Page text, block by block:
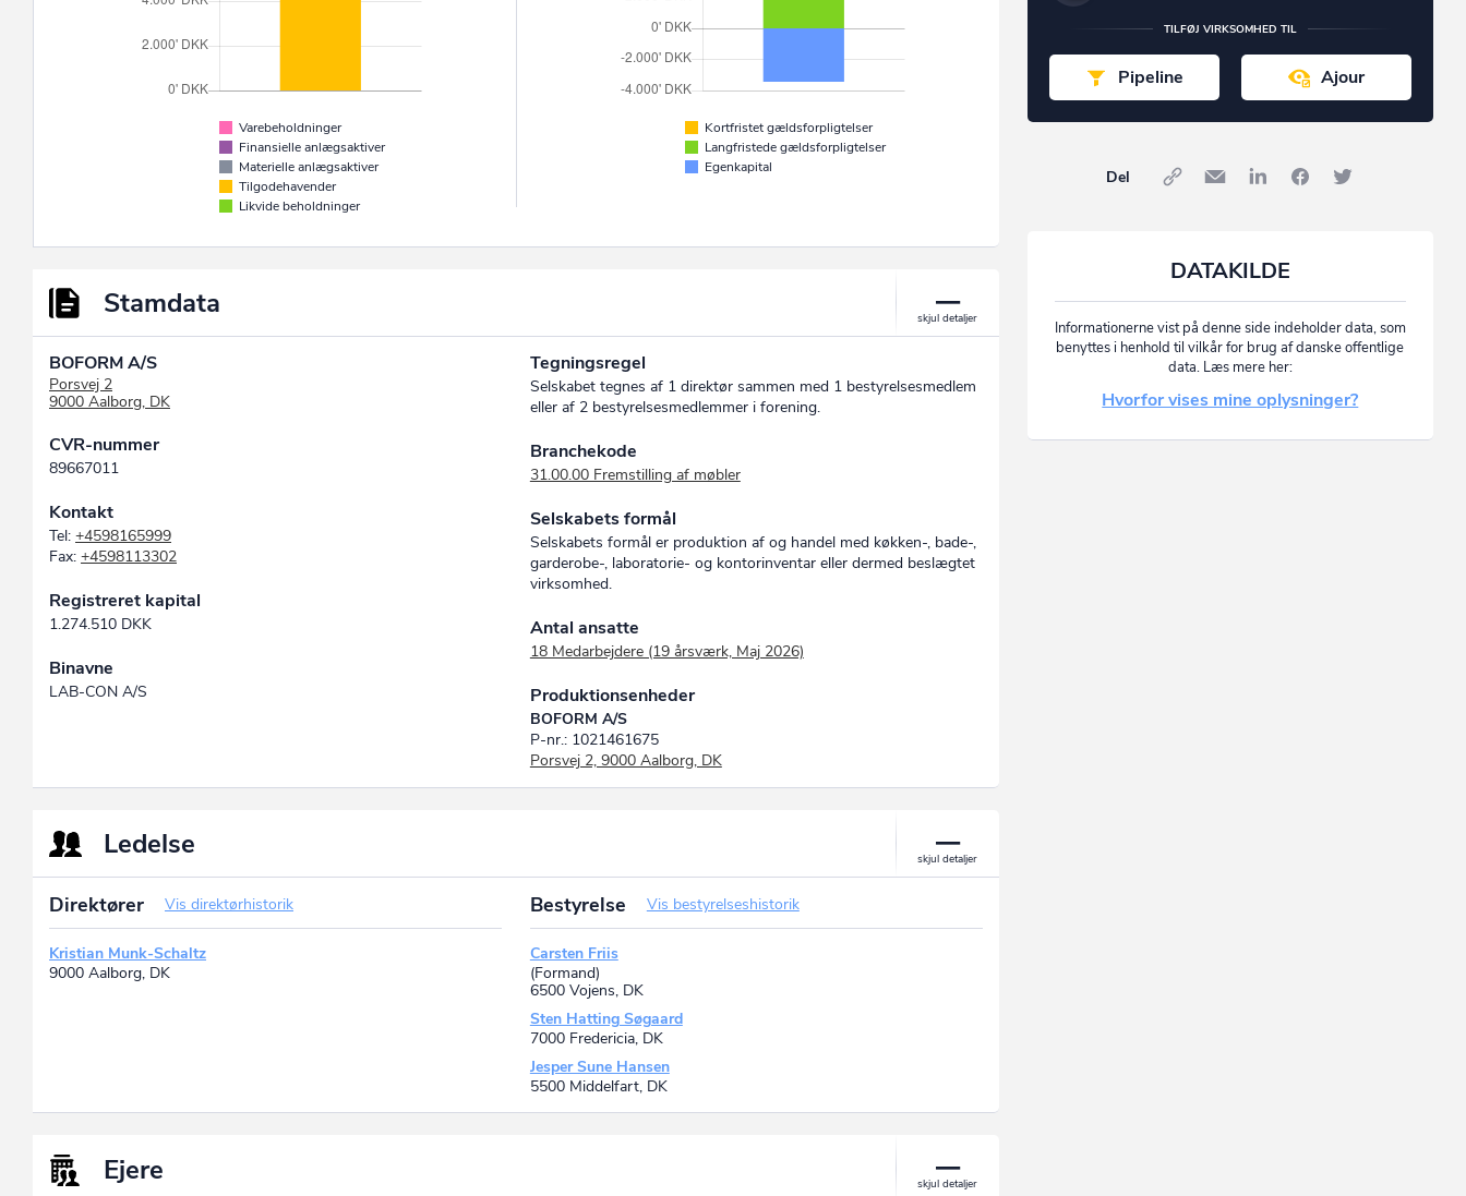
Varebeholdninger
Finansielle anlægsaktiver
Materielle anlægsaktiver
Tilgodehavender
Likvide beholdninger
Kortfristet gældsforpligtelser
Langfristede gældsforpligtelser
Egenkapital
Stamdata
BOFORM A/S
Porsvej 2
9000 Aalborg, DK
CVR-nummer
89667011
Kontakt
Tel: +4598165999
Fax: +4598113302
Registreret kapital
1.274.510 DKK
Binavne
LAB-CON A/S
Tegningsregel
Selskabet tegnes af 1 direktør sammen med 1 bestyrelsesmedlem
eller af 2 bestyrelsesmedlemmer i forening.
Branchekode
31.00.00 Fremstilling af møbler
Selskabets formål
Selskabets formål er produktion af og handel med køkken-, bade-,
garderobe-, laboratorie- og kontorinventar eller dermed beslægtet
virksomhed.
Antal ansatte
18 Medarbejdere (19 årsværk, Maj 2026)
Produktionsenheder
BOFORM A/S
P-nr.: 1021461675
Porsvej 2, 9000 Aalborg, DK
Ledelse
Direktører Vis direktørhistorik
Kristian Munk-Schaltz
9000 Aalborg, DK
Bestyrelse Vis bestyrelseshistorik
Carsten Friis
(Formand)
6500 Vojens, DK
Sten Hatting Søgaard
7000 Fredericia, DK
Jesper Sune Hansen
5500 Middelfart, DK
Ejere
TILFØJ VIRKSOMHED TIL
Pipeline Ajour
Del
DATAKILDE
Informationerne vist på denne side indeholder data, som
benyttes i henhold til vilkår for brug af danske offentlige
data. Læs mere her:
Hvorfor vises mine oplysninger?